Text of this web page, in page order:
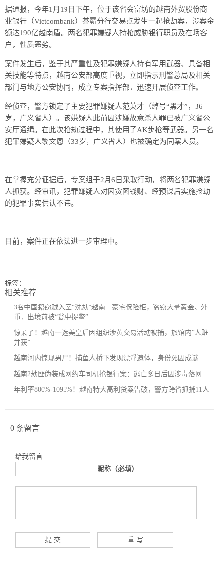
据通报，今年1月19日下午，位于该省会富坊的越南外贸股份商
业银行（Vietcombank）茶霸分行交易点发生一起抢劫案，涉案金
额达190亿越南盾。两名犯罪嫌疑人持枪威胁银行职员及在场客
户，性质恶劣。
案件发生后，鉴于其严重性及犯罪嫌疑人持有军用武器、具备相
关技能等特点，越南公安部高度重视，立即指示刑警总局及相关
部门与地方公安协同，成立专案指挥部，迅速开展侦查工作。
经侦查，警方锁定了主要犯罪嫌疑人范英才（绰号“黑才”，36
岁，广义省人）。该嫌疑人此前因涉嫌故意杀人罪已被广义省公
安厅通缉。在此次抢劫过程中，其使用了AK步枪等武器。另一名
犯罪嫌疑人黎文恩（33岁，广义省人）也被确定为同案人员。
在掌握充分证据后，专案组于2月6日采取行动，将两名犯罪嫌疑
人抓获。经审讯，犯罪嫌疑人对因贪图钱财、经预谋后实施抢劫
的犯罪事实供认不讳。
目前，案件正在依法进一步审理中。
标签：
相关推荐
3名中国籍窃贼入室“洗劫”越南一豪宅保险柜，盗窃大量黄金、外
币，出境前被“瓮中捉鳖”
惊呆了！越南一选美皇后因组织涉黄交易活动被捕，旅馆内“人赃
并获”
越南河内惊现男尸！捕鱼人桥下发现漂浮遗体，身份死因成谜
越南2劫匪伪装成网约车司机抢银行案：逃亡多日后因涉毒落网
年利率800%-1095%！越南特大高利贷案告破，警方跨省抓捕11人
0 条留言
给我留言
昵称（必填）